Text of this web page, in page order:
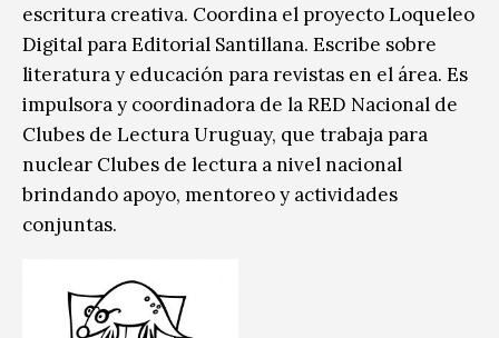
escritura creativa. Coordina el proyecto Loqueleo
Digital para Editorial Santillana. Escribe sobre
literatura y educación para revistas en el área. Es
impulsora y coordinadora de la RED Nacional de
Clubes de Lectura Uruguay, que trabaja para
nuclear Clubes de lectura a nivel nacional
brindando apoyo, mentoreo y actividades
conjuntas.